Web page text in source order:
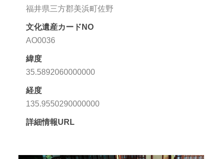
福井県三方郡美浜町佐野
文化遺産カードNO
AO0036
緯度
35.5892060000000
経度
135.9550290000000
詳細情報URL